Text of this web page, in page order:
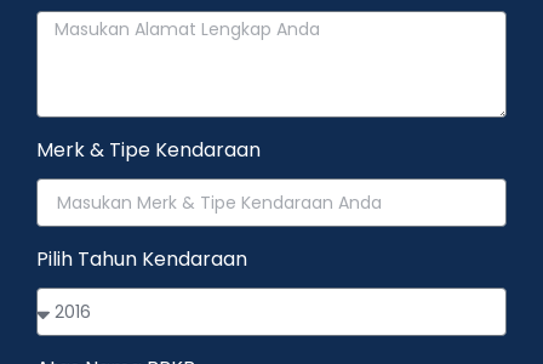
Merk & Tipe Kendaraan
Pilih Tahun Kendaraan